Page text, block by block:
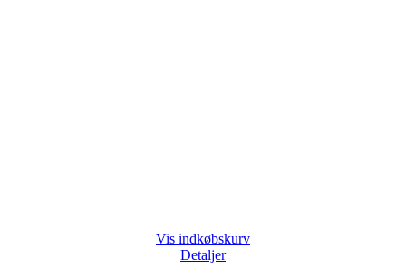
Vis indkøbskurv
Detaljer